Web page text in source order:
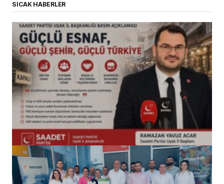
SICAK HABERLER
(başlıksız)
Alaattin Karahan tarafından 14/07/2026